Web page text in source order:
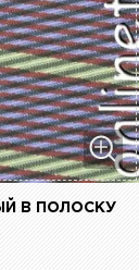
В ПОЛОСКУ